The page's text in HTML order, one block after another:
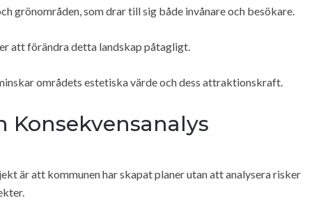
grönområden, som drar till sig både invånare och besökare.
att förändra detta landskap påtagligt.
områdets estetiska värde och dess attraktionskraft.
Konsekvensanalys
är att kommunen har skapat planer utan att analysera risker